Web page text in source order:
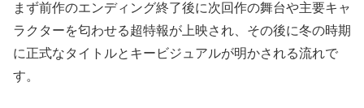
まず前作のエンディング終了後に次回作の舞台や主要キャ
ラクターを匂わせる超特報が上映され、その後に冬の時期
に正式なタイトルとキービジュアルが明かされる流れで
す。